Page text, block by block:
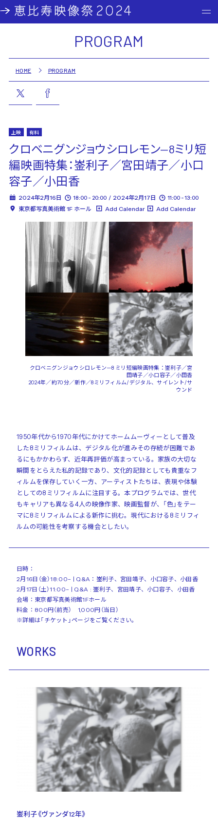
PROGRAM
HOME PROGRAM
上映 有料
クロベニグンジョウシロレモン—8ミリ短
編映画特集：崟利子／宮田靖子／小口
容子／小田香
2024年2月16日 18:00 - 20:00 2024年2月17日 11:00 - 13:00
東京都写真美術館 1F ホール Add Calendar Add Calendar
クロベニグンジョウシロレモン—8 ミリ短編映画特集：崟利子／宮
田靖子／小口容子／小田香
2024年／約70分／新作／8ミリフィルム/デジタル、サイレント/サ
ウンド
1950年代から1970年代にかけてホームムーヴィーとして普及
した8ミリフィルムは、デジタル化が進みその存続が困難であ
るにもかかわらず、近年再評価が高まっている。家族の大切な
瞬間をとらえた私的記録であり、文化的記録としても貴重なフ
ィルムを保存していく一方、アーティストたちは、表現や体験
としての8ミリフィルムに注目する。本プログラムでは、世代
もキャリアも異なる4人の映像作家、映画監督が、「色」をテー
マに8ミリフィルムによる新作に挑む。現代における8ミリフィ
ルムの可能性を考察する機会としたい。
日時：
2月16日（金）18:00– | Q&A：崟利子、宮田靖子、小口容子、小田香
2月17日（土）11:00– | Q&A : 崟利子、宮田靖子、小口容子、小田香
会場：東京都写真美術館1Fホール
料金：800円（前売） 1,000円（当日）
※詳細は「チケット」ページをご覧ください。
WORKS
崟利子《ヴァンダ12年》